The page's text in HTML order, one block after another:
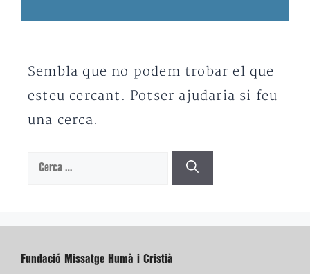
Sembla que no podem trobar el que
esteu cercant. Potser ajudaria si feu
una cerca.
Cerca:
Fundació Missatge Humà i Cristià